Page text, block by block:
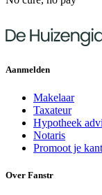
Aanmelden
Makelaar
Taxateur
Hypotheek
Notaris
Promoot je
Over Fanstr